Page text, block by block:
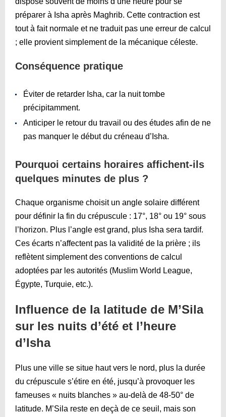
préparer à Isha après Maghrib. Cette contraction est
tout à fait normale et ne traduit pas une erreur de calcul
; elle provient simplement de la mécanique céleste.
Conséquence pratique
Éviter de retarder Isha, car la nuit tombe
précipitamment.
Anticiper le retour du travail ou des études afin de ne
pas manquer le début du créneau d’Isha.
Pourquoi certains horaires affichent-ils
quelques minutes de plus ?
Chaque organisme choisit un angle solaire différent
pour définir la fin du crépuscule : 17°, 18° ou 19° sous
l’horizon. Plus l’angle est grand, plus Isha sera tardif.
Ces écarts n’affectent pas la validité de la prière ; ils
reflètent simplement des conventions de calcul
adoptées par les autorités (Muslim World League,
Égypte, Turquie, etc.).
Influence de la latitude de M’Sila
sur les nuits d’été et l’heure
d’Isha
Plus une ville se situe haut vers le nord, plus la durée
du crépuscule s’étire en été, jusqu’à provoquer les
fameuses « nuits blanches » au-delà de 48-50° de
latitude. M’Sila reste en deçà de ce seuil, mais son